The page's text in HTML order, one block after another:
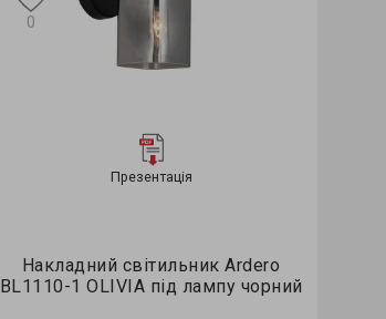
Презентація
Накладний світильник Ardero
BL1110-1 OLIVIA під лампу чорний
0